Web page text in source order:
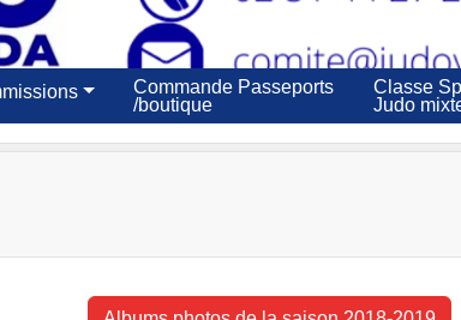
Commande Passeports
/boutique
Classe
Judo